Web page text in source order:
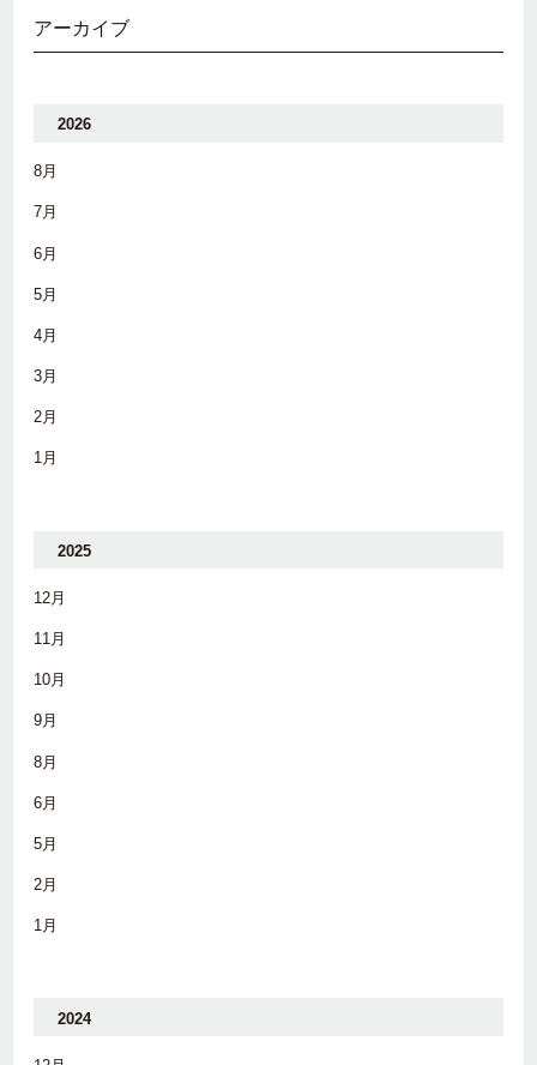
アーカイブ
2026
8月
7月
6月
5月
4月
3月
2月
1月
2025
12月
11月
10月
9月
8月
6月
5月
2月
1月
2024